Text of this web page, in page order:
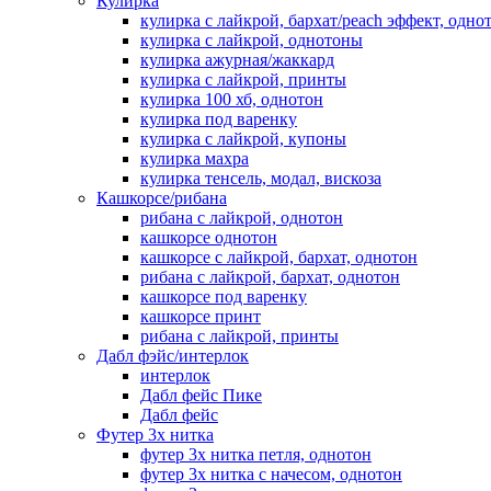
кулирка с лайкрой, бархат/peach эффект,
кулирка с лайкрой, однотоны
кулирка ажурная/жаккард
кулирка с лайкрой, принты
кулирка 100 хб, однотон
кулирка под варенку
кулирка с лайкрой, купоны
кулирка махра
кулирка тенсель, модал, вискоза
Кашкорсе/рибана
рибана с лайкрой, однотон
кашкорсе однотон
кашкорсе с лайкрой, бархат, однотон
рибана с лайкрой, бархат, однотон
кашкорсе под варенку
кашкорсе принт
рибана с лайкрой, принты
Дабл фэйс/интерлок
интерлок
Дабл фейс Пике
Дабл фейс
Футер 3х нитка
футер 3х нитка петля, однотон
футер 3х нитка с начесом, однотон